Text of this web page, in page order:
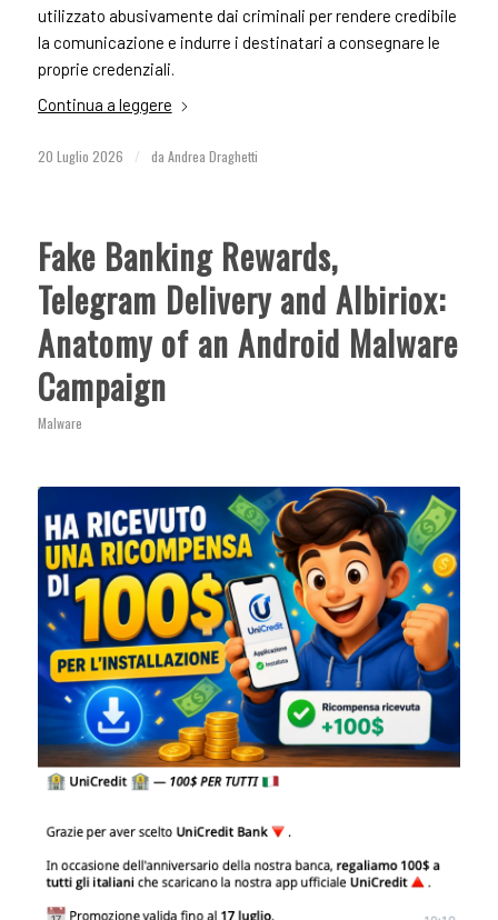
utilizzato abusivamente dai criminali per rendere credibile
la comunicazione e indurre i destinatari a consegnare le
proprie credenziali.
Continua a leggere
20 Luglio 2026 / da Andrea Draghetti
Fake Banking Rewards,
Telegram Delivery and Albiriox:
Anatomy of an Android Malware
Campaign
Malware